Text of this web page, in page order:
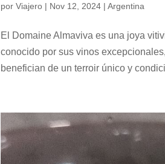
porViajero | Nov 12, 2024 |Argentina
El Domaine Almaviva es una joya
conocido por sus vinos
benefician de un terroir único y